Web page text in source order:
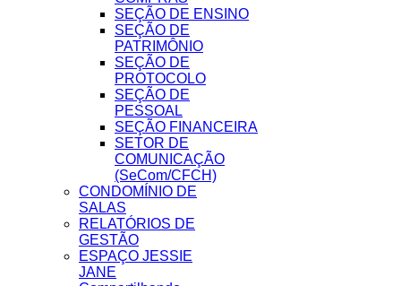
SEÇÃO DE ENSINO
SEÇÃO DE
PATRIMÔNIO
SEÇÃO DE
PROTOCOLO
SEÇÃO DE
PESSOAL
SEÇÃO FINANCEIRA
SETOR DE
COMUNICAÇÃO
(SeCom/CFCH)
CONDOMÍNIO DE
SALAS
RELATÓRIOS DE
GESTÃO
ESPAÇO JESSIE
JANE